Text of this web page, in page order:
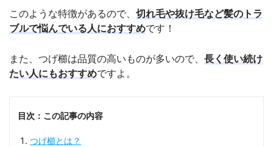
このような特徴があるので、 切れ毛や抜け毛など髪のトラ
ブルで悩んでいる人におすすめです！
また、つげ櫛は品質の高いものが多いので、 長く使い続け
たい人にもおすすめですよ。
目次：この記事の内容
つげ櫛とは？